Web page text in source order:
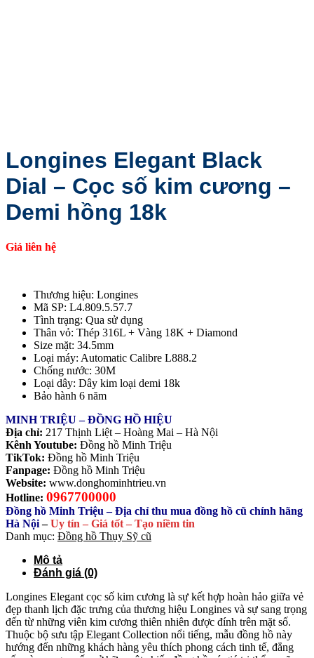
Longines Elegant Black
Dial – Cọc số kim cương –
Demi hồng 18k
Giá liên hệ
Thương hiệu: Longines
Mã SP: L4.809.5.57.7
Tình trạng: Qua sử dụng
Thân vỏ: Thép 316L + Vàng 18K + Diamond
Size mặt: 34.5mm
Loại máy: Automatic Calibre L888.2
Chống nước: 30M
Loại dây: Dây kim loại demi 18k
Bảo hành 6 năm
MINH TRIỆU – ĐỒNG HỒ HIỆU
Địa chỉ: 217 Thịnh Liệt – Hoàng Mai – Hà Nội
Kênh Youtube: Đồng hồ Minh Triệu
TikTok: Đồng hồ Minh Triệu
Fanpage: Đồng hồ Minh Triệu
Website: www.donghominhtrieu.vn
Hotline: 0967700000
Đồng hồ Minh Triệu – Địa chỉ thu mua đồng hồ cũ chính hãng
Hà Nội–Uy tín – Giá tốt – Tạo niềm tin
Danh mục: Đồng hồ Thụy Sỹ cũ
Mô tả
Đánh giá (0)
Longines Elegant cọc số kim cương là sự kết hợp hoàn hảo giữa vẻ
đẹp thanh lịch đặc trưng của thương hiệu Longines và sự sang trọng
đến từ những viên kim cương thiên nhiên được đính trên mặt số.
Thuộc bộ sưu tập Elegant Collection nổi tiếng, mẫu đồng hồ này
hướng đến những khách hàng yêu thích phong cách tinh tế, đẳng